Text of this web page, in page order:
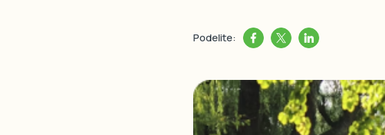
Podelite: